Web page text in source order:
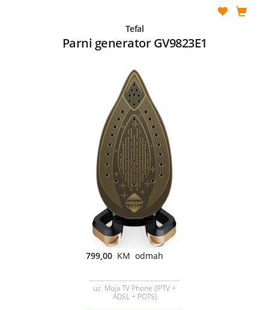
Tefal
Parni generator GV9823E1
799,00 KM odmah
uz Moja TV Phone (IPTV +
ADSL + POTS)